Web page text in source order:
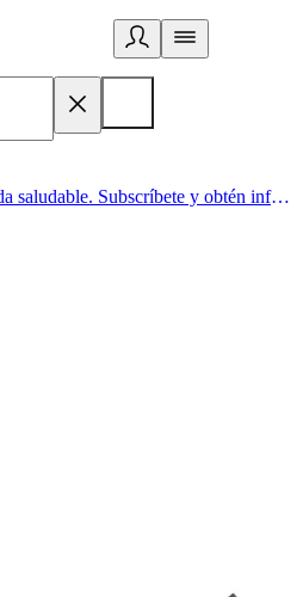
Acá comienza un estilo de vida saludable. Subscríbete y obtén información de primera mano